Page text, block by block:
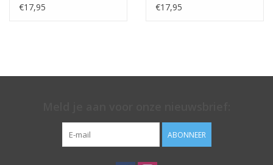
€17,95
€17,95
ABONNEER